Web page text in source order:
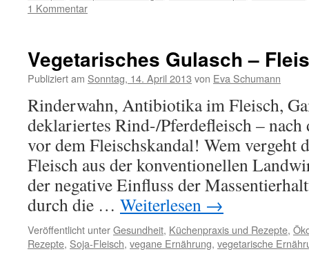
1 Kommentar
Vegetarisches Gulasch –
Publiziert am Sonntag, 14. April 2013 von Eva Schumann
Rinderwahn, Antibiotika im Fleisch,
deklariertes Rind-/Pferdefleisch – nach
vor dem Fleischskandal! Wem vergeht
Fleisch aus der konventionellen
der negative Einfluss der
durch die … Weiterlesen →
Veröffentlicht unterGesundheit, Küchenpraxis und Rezepte,
Rezepte, Soja-Fleisch, vegane Ernährung, vegetarische